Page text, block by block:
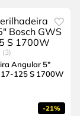
3
Angular 5"
17-125 S 1700W
-21%